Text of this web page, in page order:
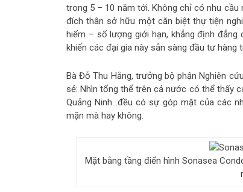
trong 5 – 10 năm tới. Không chỉ có nhu
đích thân sở hữu một căn biệt thự tiện
hiếm – số lượng giới hạn, khẳng định
khiến các đại gia này sẵn sàng đầu tư hàng
Bà Đỗ Thu Hằng, trưởng bộ phận Nghiên
sẻ: Nhìn tổng thể trên cả nước có thể thấy
Quảng Ninh…đều có sự góp mặt của các
mặn mà hay không.
Mặt bằng tầng điển hình Sonasea